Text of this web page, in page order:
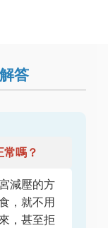
答
嗎？
減壓的方
，就不用
，甚至拒